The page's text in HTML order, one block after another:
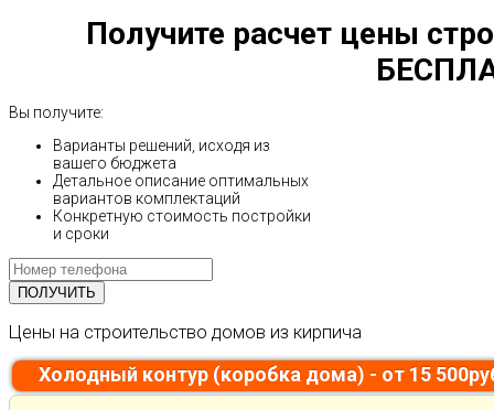
Получите расчет цены
Вы получите:
Варианты решений, исходя из
вашего бюджета
Детальное описание оптимальных
вариантов комплектаций
Конкретную стоимость постройки
и сроки
Цены на строительство домов из кирпича
Холодный контур (коробка дома) - от 15